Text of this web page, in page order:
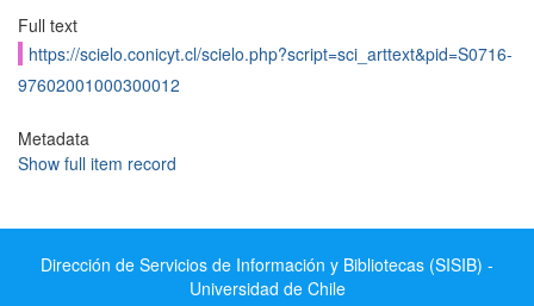
Full text
https://scielo.conicyt.cl/scielo.php?script=sci_arttext&pid=S0716-
97602001000300012
Metadata
Show full item record
Dirección de Servicios de Información y Bibliotecas (SISIB) -
Universidad de Chile